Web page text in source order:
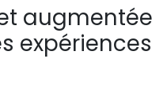
augmentée
expériences